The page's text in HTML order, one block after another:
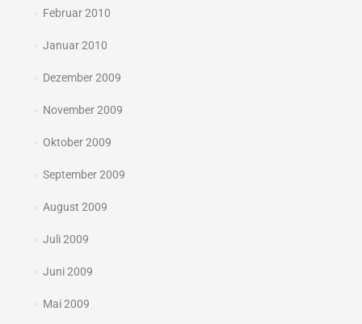
Februar 2010
Januar 2010
Dezember 2009
November 2009
Oktober 2009
September 2009
August 2009
Juli 2009
Juni 2009
Mai 2009